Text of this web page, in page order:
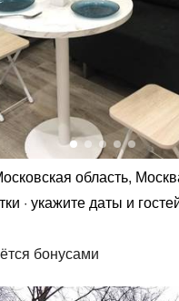
область,
25укажите даты и
бонусами